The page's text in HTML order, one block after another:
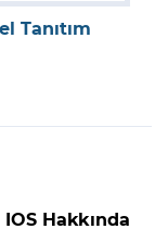
Tanıtım
Hakkında